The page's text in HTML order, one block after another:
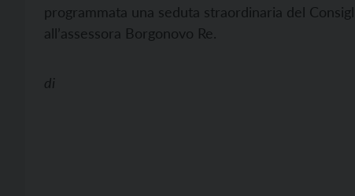
programmata una seduta straordinaria del
all’assessora Borgonovo Re.
di